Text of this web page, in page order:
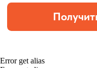
Error get alias